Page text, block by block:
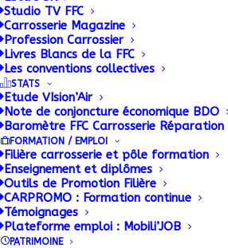
Studio TV FFC
Carrosserie Magazine
Profession Carrossier
Livres Blancs de la FFC
Les conventions collectives
STATS
Etude VIsion’Air
Note de conjoncture économique BDO
Baromètre FFC Carrosserie Réparation
FORMATION / EMPLOI
Filière carrosserie et pôle formation
Enseignement et diplômes
Outils de Promotion Filière
CARPROMO : Formation continue
Témoignages
Plateforme emploi : Mobili’JOB
PATRIMOINE
27 AVRIL 2016 | BYADMIN
Porté par de bons résultats et des
croissance solides, le groupe
plan d’investissement de 37
2016 et 2017 visant à accélérer le
de nouveaux produits, poursuivre
à l’international, tout en
de Laval aux défis à venir.